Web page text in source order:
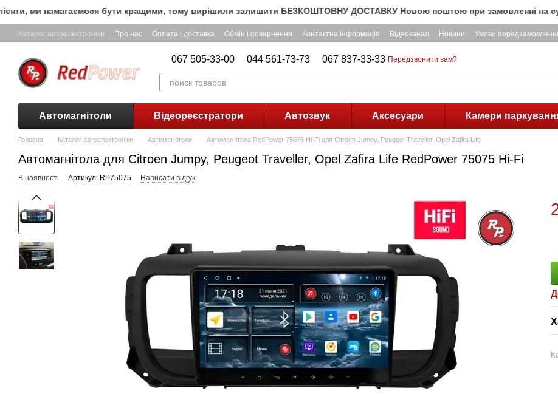
Перейти до основного контенту
ми намагаємося бути кращими, тому вирішили залишити БЕЗКОШТОВНУ ДОСТАВКУ Новою поштою при замовленні на суму
Каталог автоелектроніки Про нас Оплата і доставка Обмін і повернення Контактна інформація Відеоканал Новини Умови
067 505-33-00 044 561-73-73 067 837-33-33 Передзвонити вам?
Автомагнітоли Відеореєстратори Автозвук Аксесуари Камери
Головна Каталог автоелектроніки Автомагнітоли Автомагнітола RedPower 75075 Hi-Fi для Citroen Jumpy, Peugeot Traveller, Opel Zafira Life
Автомагнітола для Citroen Jumpy, Peugeot Traveller, Opel Zafira Life RedPower 75075 Hi-Fi
В наявності Артикул: RP75075 Написати відгук